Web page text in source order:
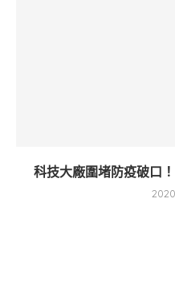
科技大廠圍堵防疫破口